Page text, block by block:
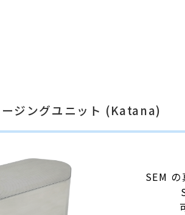
ジングユニット (Katana)
SEM